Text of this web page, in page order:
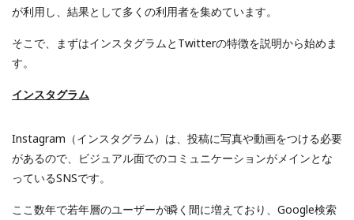
が利用し、結果として多くの利用者を集めています。
そこで、まずはインスタグラムとTwitterの特徴を説明から始めま
す。
インスタグラム
Instagram（インスタグラム）は、投稿に写真や動画をつける必要
があるので、ビジュアル面でのコミュニケーションがメインとな
っているSNSです。
ここ数年で若年層のユーザーが瞬く間に増えており、Google検索